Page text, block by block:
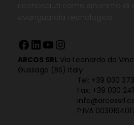
riconosciuti come sinonimo di
Facebook
LinkedInYouTube
ARCOS SRL Via Leonardo da
Gussago (BS) Italy
Tel: +39 030
Fax: +39 030
P.IVA